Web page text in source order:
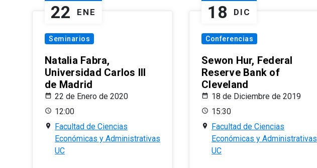
22 ENE
Seminarios
Natalia Fabra,
Universidad Carlos III
de Madrid
22 de Enero de 2020
12:00
Facultad de Ciencias
Económicas y Administrativas
UC
18 DIC
Conferencias
Sewon Hur, Federal
Reserve Bank of
Cleveland
18 de Diciembre de 2019
15:30
Facultad de Ciencias
Económicas y Administrativas
UC